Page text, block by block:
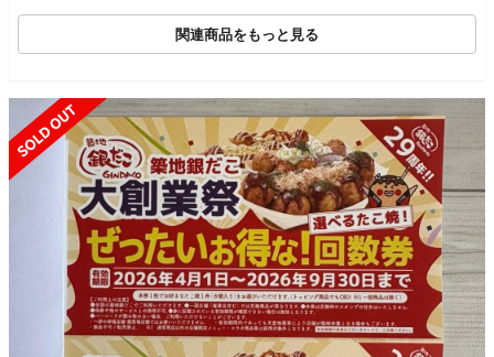
関連商品をもっと見る
SOLD OUT